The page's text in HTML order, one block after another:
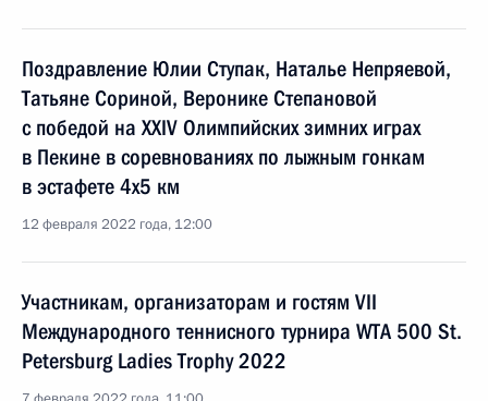
Поздравление Юлии Ступак, Наталье Непряевой,
Татьяне Сориной, Веронике Степановой
с победой на XXIV Олимпийских зимних играх
в Пекине в соревнованиях по лыжным гонкам
в эстафете 4х5 км
12 февраля 2022 года, 12:00
Участникам, организаторам и гостям VII
Международного теннисного турнира WTA 500 St.
Petersburg Ladies Trophy 2022